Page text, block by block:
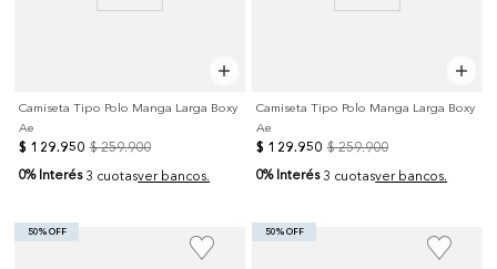
Camiseta Tipo Polo Manga Larga Boxy
Ae
$ 129.950 $ 259.900
0% Interés 3 cuotasver bancos.
Camiseta Tipo Polo Manga Larga Boxy
Ae
$ 129.950 $ 259.900
0% Interés 3 cuotasver bancos.
50% OFF 50% OFF